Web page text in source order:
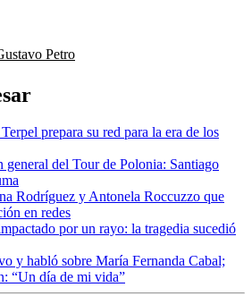
Petro
prepara su red para la era de los
del Tour de Polonia: Santiago
Rodríguez y Antonela Roccuzzo que
en redes
por un rayo: la tragedia sucedió
y habló sobre María Fernanda Cabal;
“Un día de mi vida”